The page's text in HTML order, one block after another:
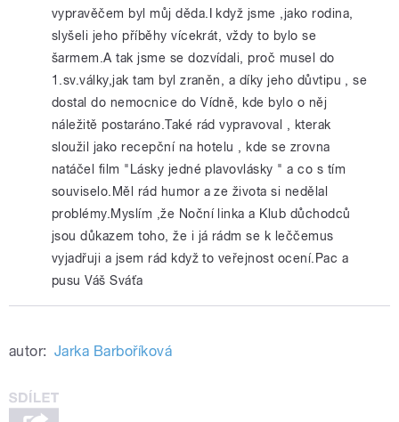
vypravěčem byl můj děda.I když jsme ,jako rodina,
slyšeli jeho příběhy vícekrát, vždy to bylo se
šarmem.A tak jsme se dozvídali, proč musel do
1.sv.války,jak tam byl zraněn, a díky jeho důvtipu , se
dostal do nemocnice do Vídně, kde bylo o něj
náležitě postaráno.Také rád vypravoval , kterak
sloužil jako recepční na hotelu , kde se zrovna
natáčel film "Lásky jedné plavovlásky " a co s tím
souviselo.Měl rád humor a ze života si nedělal
problémy.Myslím ,že Noční linka a Klub důchodců
jsou důkazem toho, že i já rádm se k leččemus
vyjadřuji a jsem rád když to veřejnost ocení.Pac a
pusu Váš Sváťa
autor: Jarka Barboříková